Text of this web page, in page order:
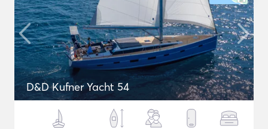
D&D Kufner Yacht 54